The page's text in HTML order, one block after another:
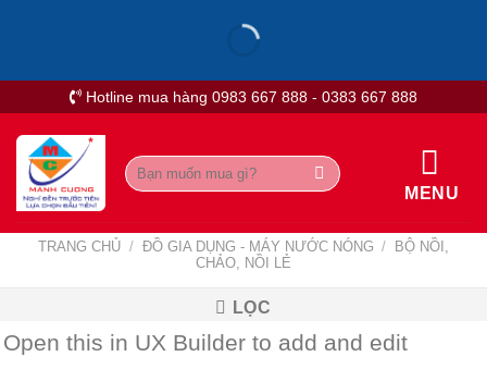
Hotline mua hàng 0983 667 888 - 0383 667 888
Tìm
kiếm:
MENU
TRANG CHỦ / ĐỒ GIA DỤNG - MÁY NƯỚC NÓNG /
BỘ NỒI,
CHẢO, NỒI LẺ
LỌC
Open this in UX Builder to add and edit